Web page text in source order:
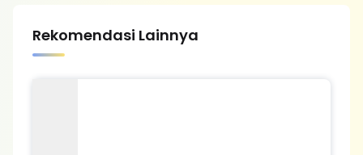
Rekomendasi Lainnya